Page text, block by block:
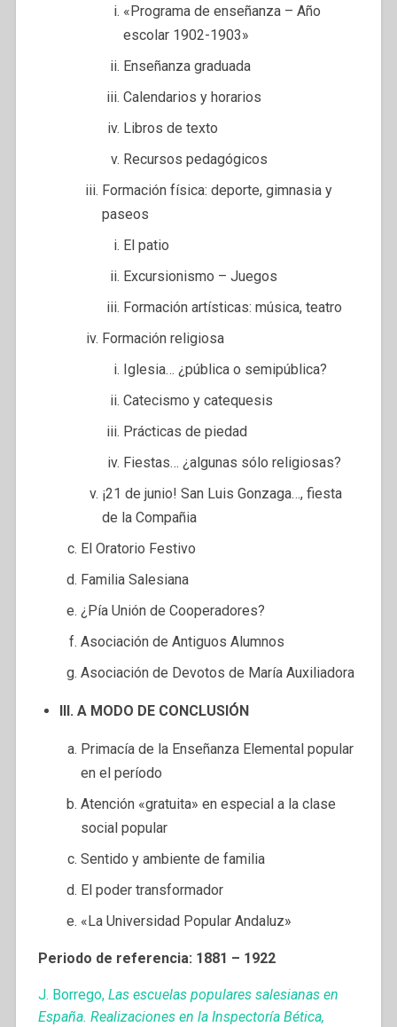
«Programa de enseñanza – Año
escolar 1902-1903»
Enseñanza graduada
Calendarios y horarios
Libros de texto
Recursos pedagógicos
Formación física: deporte, gimnasia y
paseos
El patio
Excursionismo – Juegos
Formación artísticas: música, teatro
Formación religiosa
Iglesia… ¿pública o semipública?
Catecismo y catequesis
Prácticas de piedad
Fiestas… ¿algunas sólo religiosas?
¡21 de junio! San Luis Gonzaga…, fiesta
de la Compañia
El Oratorio Festivo
Familia Salesiana
¿Pía Unión de Cooperadores?
Asociación de Antiguos Alumnos
Asociación de Devotos de María Auxiliadora
III. A MODO DE CONCLUSIÓN
Primacía de la Enseñanza Elemental popular
en el período
Atención «gratuita» en especial a la clase
social popular
Sentido y ambiente de familia
El poder transformador
«La Universidad Popular Andaluz»
Periodo de referencia: 1881 – 1922
J. Borrego, Las escuelas populares salesianas en
España. Realizaciones en la Inspectoría Bética,